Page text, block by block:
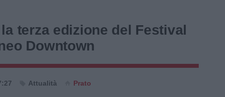
terza edizione del Festival
Downtown
Attualità Prato